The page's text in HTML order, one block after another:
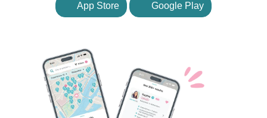
App Store Google Play